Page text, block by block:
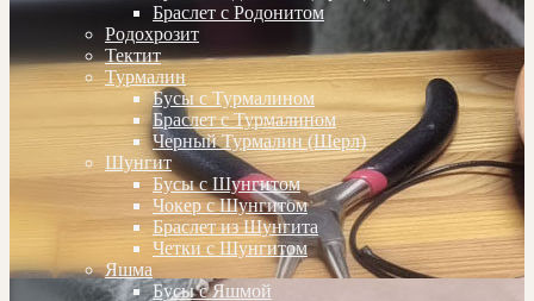
Браслет с Родонитом
Родохрозит
Тектит
Турмалин
Бусы с Турмалином
Браслет с Турмалином
Черный Турмалин (Шерл)
Шунгит
Бусы с Шунгитом
Чокер с Шунгитом
Браслет из Шунгита
Четки с Шунгитом
Яшма
Бусы с Яшмой